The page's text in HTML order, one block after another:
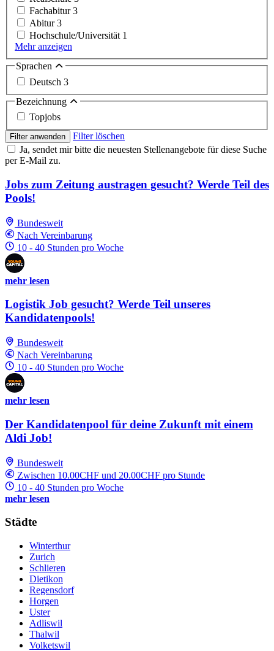
Fachabitur3
Abitur3
Hochschule/Universität 1
Mehr anzeigen
Sprachen
Deutsch 3
Bezeichnung
Topjobs
Filter anwenden
Filter löschen
Ja, sendet mir bitte die neuesten Stellenangebote für diese Suche
per E-Mail zu.
Jobs zum Zeitung austragen gesucht? Werde Teil des
Pools!
Bundesweit
Nach Vereinbarung
10 - 40 Stunden pro Woche
mehr lesen
Logistik Job gesucht? Werde Teil unseres
Kandidatenpools!
Bundesweit
Nach Vereinbarung
10 - 40 Stunden pro Woche
mehr lesen
Der Kandidatenpool für deine Zukunft mit einem
Aldi Job!
Bundesweit
Zwischen 10.00CHF und 20.00CHF pro Stunde
10 - 40 Stunden pro Woche
mehr lesen
Städte
Winterthur
Zurich
Schlieren
Dietikon
Regensdorf
Horgen
Uster
Adliswil
Thalwil
Volketswil